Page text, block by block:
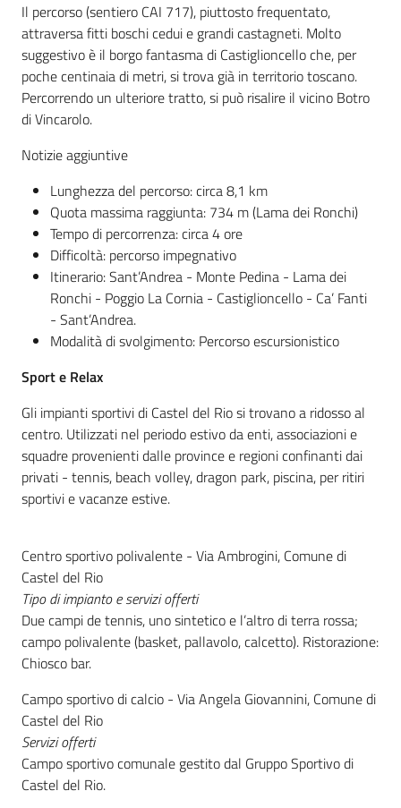
Il percorso (sentiero CAI 717), piuttosto frequentato,
attraversa fitti boschi cedui e grandi castagneti. Molto
suggestivo è il borgo fantasma di Castiglioncello che, per
poche centinaia di metri, si trova già in territorio toscano.
Percorrendo un ulteriore tratto, si può risalire il vicino Botro
di Vincarolo.
Notizie aggiuntive
Lunghezza del percorso: circa 8,1 km
Quota massima raggiunta: 734 m (Lama dei Ronchi)
Tempo di percorrenza: circa 4 ore
Difficoltà: percorso impegnativo
Itinerario: Sant’Andrea - Monte Pedina - Lama dei
Ronchi - Poggio La Cornia - Castiglioncello - Ca’ Fanti
- Sant’Andrea.
Modalità di svolgimento: Percorso escursionistico
Sport e Relax
Gli impianti sportivi di Castel del Rio si trovano a ridosso al
centro. Utilizzati nel periodo estivo da enti, associazioni e
squadre provenienti dalle province e regioni confinanti dai
privati - tennis, beach volley, dragon park, piscina, per ritiri
sportivi e vacanze estive.
Centro sportivo polivalente - Via Ambrogini, Comune di
Castel del Rio
Tipo di impianto e servizi offerti
Due campi de tennis, uno sintetico e l’altro di terra rossa;
campo polivalente (basket, pallavolo, calcetto). Ristorazione:
Chiosco bar.
Campo sportivo di calcio - Via Angela Giovannini, Comune di
Castel del Rio
Servizi offerti
Campo sportivo comunale gestito dal Gruppo Sportivo di
Castel del Rio.